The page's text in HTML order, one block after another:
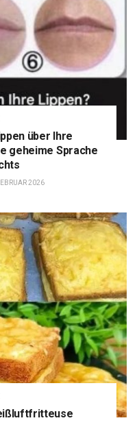
über Ihre
geheime Sprache
2026